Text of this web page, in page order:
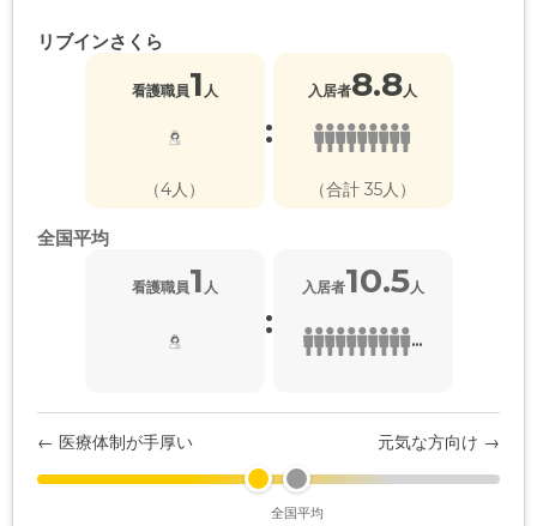
リブインさくら
看護職員1 人
（4人）
:
入居者8.8 人
（合計 35人）
全国平均
看護職員1 人
:
入居者10.5人
...
← 医療体制が手厚い 元気な方向け →
全国平均